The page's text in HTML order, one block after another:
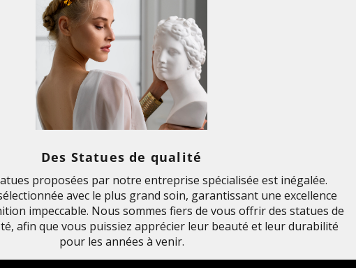
Des Statues de qualité
proposées par notre entreprise spécialisée est inégalée.
avec le plus grand soin, garantissant une excellence
impeccable. Nous sommes fiers de vous offrir des statues de
afin que vous puissiez apprécier leur beauté et leur durabilité
pour les années à venir.